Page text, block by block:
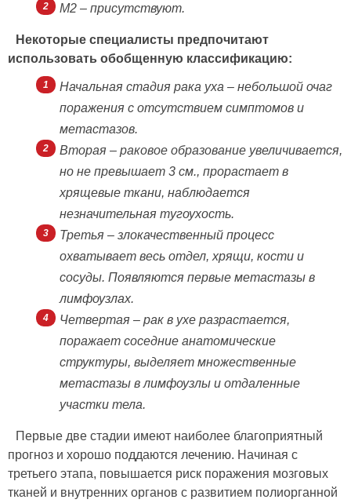
M2 – присутствуют.
Некоторые специалисты предпочитают
использовать обобщенную классификацию:
Начальная стадия рака уха – небольшой очаг
поражения с отсутствием симптомов и
метастазов.
Вторая – раковое образование увеличивается,
но не превышает 3 см., прорастает в
хрящевые ткани, наблюдается
незначительная тугоухость.
Третья – злокачественный процесс
охватывает весь отдел, хрящи, кости и
сосуды. Появляются первые метастазы в
лимфоузлах.
Четвертая – рак в ухе разрастается,
поражает соседние анатомические
структуры, выделяет множественные
метастазы в лимфоузлы и отдаленные
участки тела.
Первые две стадии имеют наиболее благоприятный
прогноз и хорошо поддаются лечению. Начиная с
третьего этапа, повышается риск поражения мозговых
тканей и внутренних органов с развитием полиорганной